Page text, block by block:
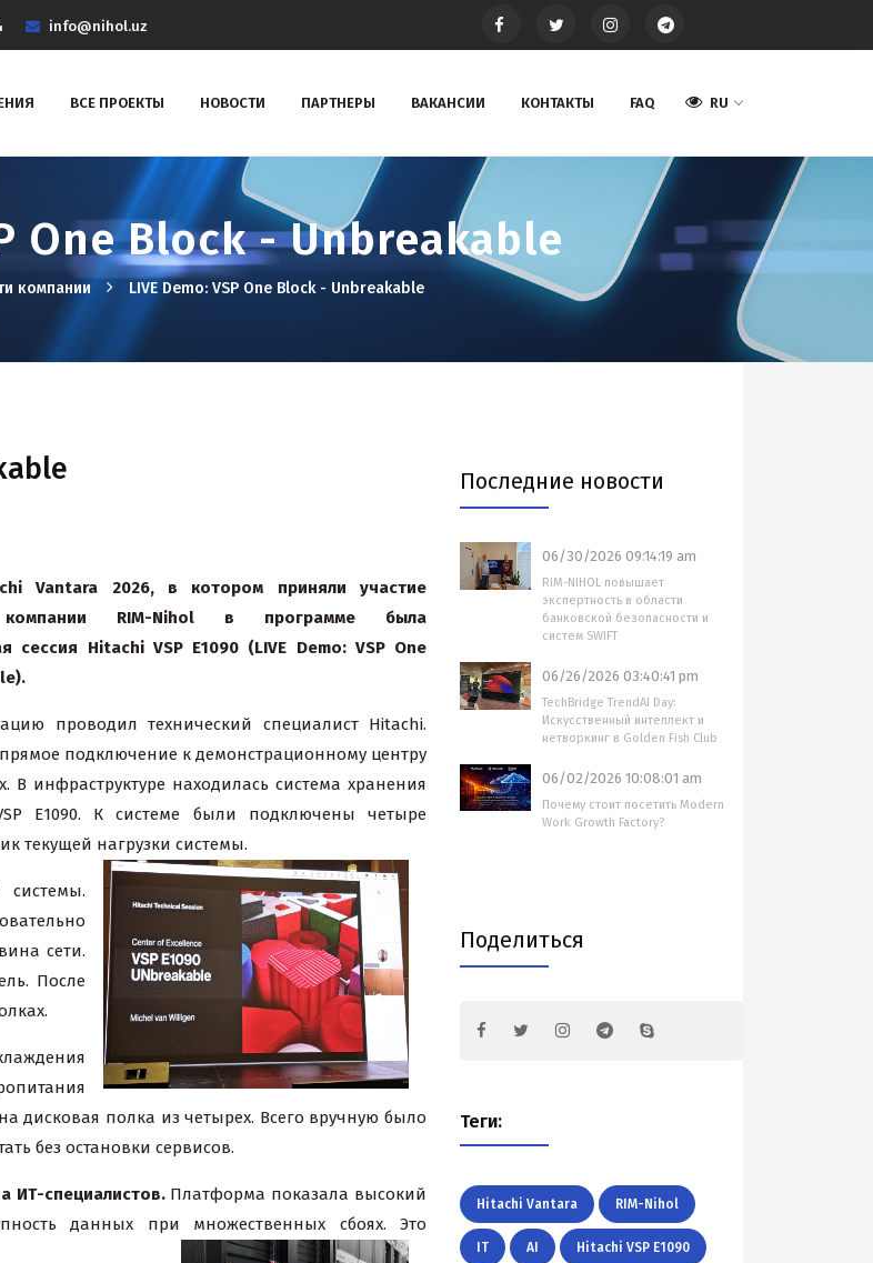
info@nihol.uz
ВСЕ ПРОЕКТЫ НОВОСТИ ПАРТНЕРЫ ВАКАНСИИ КОНТАКТЫ FAQ RU
One Block - Unbreakable
компании LIVE Demo: VSP One Block - Unbreakable
Vantara 2026, в котором приняли
участие
компании RIM-Nihol в программе
была
сессия Hitachi VSP E1090 (LIVE Demo: VSP One
проводил технический специалист Hitachi.
подключение к демонстрационному центру
В инфраструктуре находилась система хранения
E1090. К системе были подключены четыре
текущей нагрузки системы.
сети.
После
дисковая полка из четырех. Всего вручную было
без остановки сервисов.
ИТ-специалистов.Платформа показала высокий
данных при множественных сбоях. Это
Последние новости
06/30/2026 09:14:19 am
RIM-NIHOL повышает
экспертность в области
банковской безопасности и
систем SWIFT
06/26/2026 03:40:41 pm
TechBridge TrendAI Day:
Искусственный интеллект и
нетворкинг в Golden Fish Club
06/02/2026 10:08:01 am
Почему стоит посетить Modern
Work Growth Factory?
Поделиться
Теги:
Hitachi Vantara RIM-Nihol
IT AI Hitachi VSP E1090